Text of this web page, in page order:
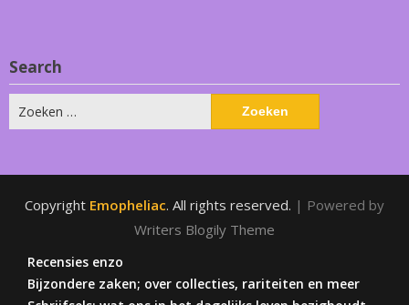
Search
naar:
Copyright Emopheliac. All rights reserved. | Powered by
Writers Blogily Theme
Recensies enzo
Bijzondere zaken; over collecties, rariteiten en meer